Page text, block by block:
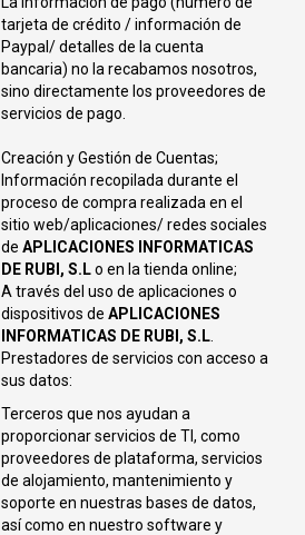
tarjeta de crédito / información de
Paypal/ detalles de la cuenta
bancaria) no la recabamos nosotros,
sino directamente los proveedores de
servicios de pago.
Creación y Gestión de Cuentas;
Información recopilada durante el
proceso de compra realizada en el
sitio web/aplicaciones/ redes sociales
de APLICACIONES INFORMATICAS
DE RUBI, S.Lo en la tienda online;
A través del uso de aplicaciones o
dispositivos de APLICACIONES
INFORMATICAS DE RUBI, S.L
Prestadores de servicios con acceso a
sus datos:
Terceros que nos ayudan a
proporcionar servicios de TI, como
proveedores de plataforma, servicios
de alojamiento, mantenimiento y
soporte en nuestras bases de datos,
así como en nuestro software y